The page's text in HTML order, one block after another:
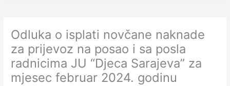
Odluka o isplati novčane naknade
za prijevoz na posao i sa posla
radnicima JU “Djeca Sarajeva” za
mjesec februar 2024. godinu